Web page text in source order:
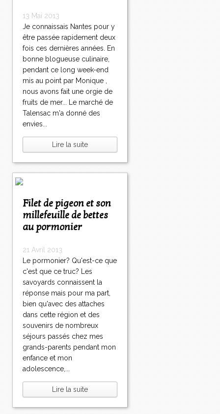
13 Mai 2013
Je connaissais Nantes pour y
être passée rapidement deux
fois ces dernières années. En
bonne blogueuse culinaire,
pendant ce long week-end
mis au point par Monique ,
nous avons fait une orgie de
fruits de mer... Le marché de
Talensac m'a donné des
envies...
Lire la suite
Filet de pigeon et son
millefeuille de bettes
au pormonier
21 Avril 2013
Le pormonier? Qu'est-ce que
c'est que ce truc? Les
savoyards connaissent la
réponse mais pour ma part,
bien qu'avec des attaches
dans cette région et des
souvenirs de nombreux
séjours passés chez mes
grands-parents pendant mon
enfance et mon
adolescence,...
Lire la suite